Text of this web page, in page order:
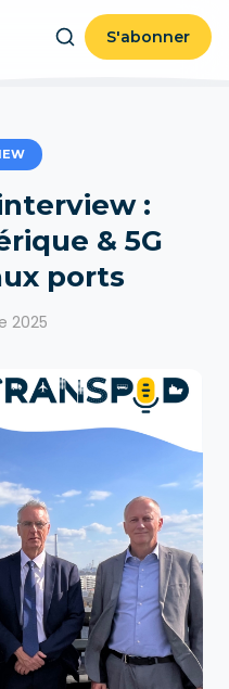
S'abonner
:
& 5G
ports
2025